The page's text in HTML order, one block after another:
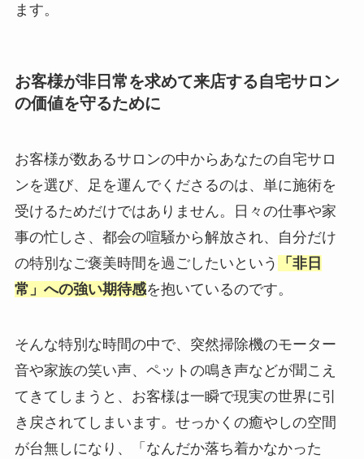
ます。
お客様が非日常を求めて来店する自宅サロン
の価値を守るために
お客様が数あるサロンの中からあなたの自宅サロ
ンを選び、足を運んでくださるのは、単に施術を
受けるためだけではありません。日々の仕事や家
事の忙しさ、都会の喧騒から解放され、自分だけ
の特別なご褒美時間を過ごしたいという
「非日
常」への強い期待感を抱いているのです。
そんな特別な時間の中で、突然掃除機のモーター
音や家族の笑い声、ペットの鳴き声などが聞こえ
てきてしまうと、お客様は一瞬で現実の世界に引
き戻されてしまいます。せっかくの癒やしの空間
が台無しになり、「なんだか落ち着かなかった